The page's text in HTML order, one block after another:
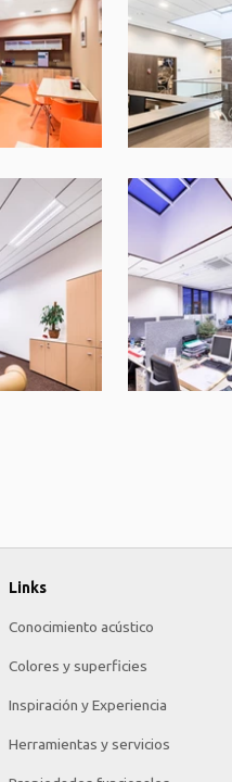
Links
Conocimiento acústico
Colores y superficies
Inspiración y Experiencia
Herramientas y servicios